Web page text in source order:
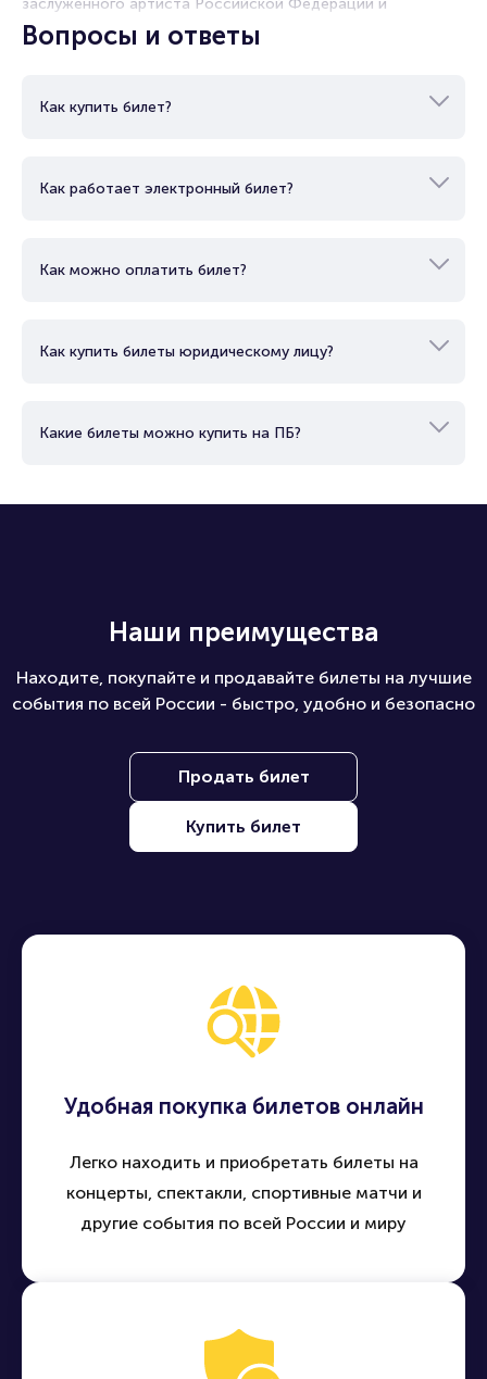
заслуженного артиста Российской Федерации и
республики Ингушетия. Является кавалером ордена «За
заслуги перед Кабардино-Балкарской Республикой». При
конкурса 2006, многократный победитель премий MTV
Долиной, Юлией Волковой, Сергеем Лазаревым и т.д.
Вопросы и ответы
Как купить билет?
Как работает электронный билет?
Как можно оплатить билет?
Как купить билеты юридическому лицу?
Какие билеты можно купить на ПБ?
Наши преимущества
Находите, покупайте и продавайте билеты на лучшие
события по всей России - быстро, удобно и безопасно
Продать билет
Купить билет
Удобная покупка билетов онлайн
Легко находить и приобретать билеты на
концерты, спектакли, спортивные матчи и
другие события по всей России и миру